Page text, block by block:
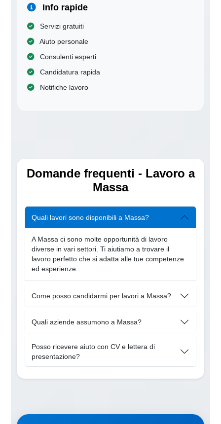
Info rapide
Servizi gratuiti
Aiuto personale
Consulenti esperti
Candidatura rapida
Notifiche lavoro
Domande frequenti - Lavoro a
Massa
Quali lavori sono disponibili a Massa?
A Massa ci sono molte opportunità di lavoro
diverse in vari settori. Ti aiutiamo a trovare il
lavoro perfetto che si adatta alle tue competenze
ed esperienze.
Come posso candidarmi per lavori a Massa?
Quali aziende assumono a Massa?
Posso ricevere aiuto con CV e lettera di
presentazione?